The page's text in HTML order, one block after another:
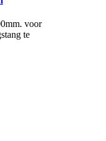
voor
te